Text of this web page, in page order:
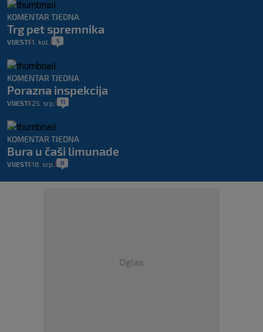
KOMENTAR TJEDNA
Trg pet spremnika
VIJESTI 1. kol. 5
KOMENTAR TJEDNA
Porazna inspekcija
VIJESTI 25. srp. 11
KOMENTAR TJEDNA
Bura u čaši limunade
VIJESTI 18. srp. 0
Oglas